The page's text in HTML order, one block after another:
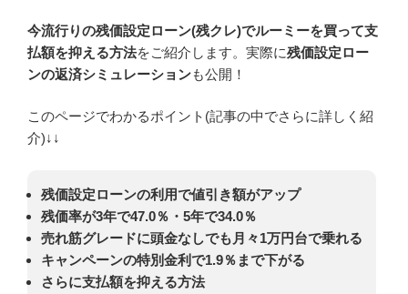
今流行りの残価設定ローン(残クレ)でルーミーを買って支
払額を抑える方法をご紹介します。実際に残価設定ロー
ンの返済シミュレーションも公開！
このページでわかるポイント(記事の中でさらに詳しく紹
介)↓↓
残価設定ローンの利用で値引き額がアップ
残価率が3年で47.0％・5年で34.0％
売れ筋グレードに頭金なしでも月々1万円台で乗れる
キャンペーンの特別金利で1.9％まで下がる
さらに支払額を抑える方法